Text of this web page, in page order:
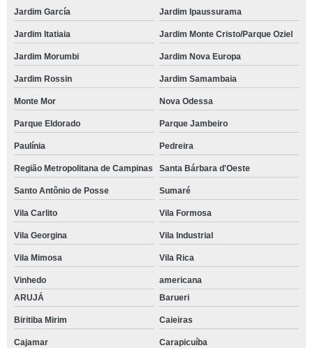
Jardim García Jardim Ipaussurama
Jardim Itatiaia Jardim Monte Cristo/Parque Oziel
Jardim Morumbi Jardim Nova Europa
Jardim Rossin Jardim Samambaia
Monte Mor Nova Odessa
Parque Eldorado Parque Jambeiro
Paulínia Pedreira
Região Metropolitana de Campinas Santa Bárbara d'Oeste
Santo Antônio de Posse Sumaré
Vila Carlito Vila Formosa
Vila Georgina Vila Industrial
Vila Mimosa Vila Rica
Vinhedo
americana
ARUJÁ
Barueri
Biritiba Mirim Caieiras
Cajamar Carapicuíba